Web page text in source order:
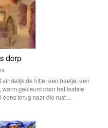
dorp
de hitte, een beetje, een
gekleurd door het laatste
terug naar die rust ...